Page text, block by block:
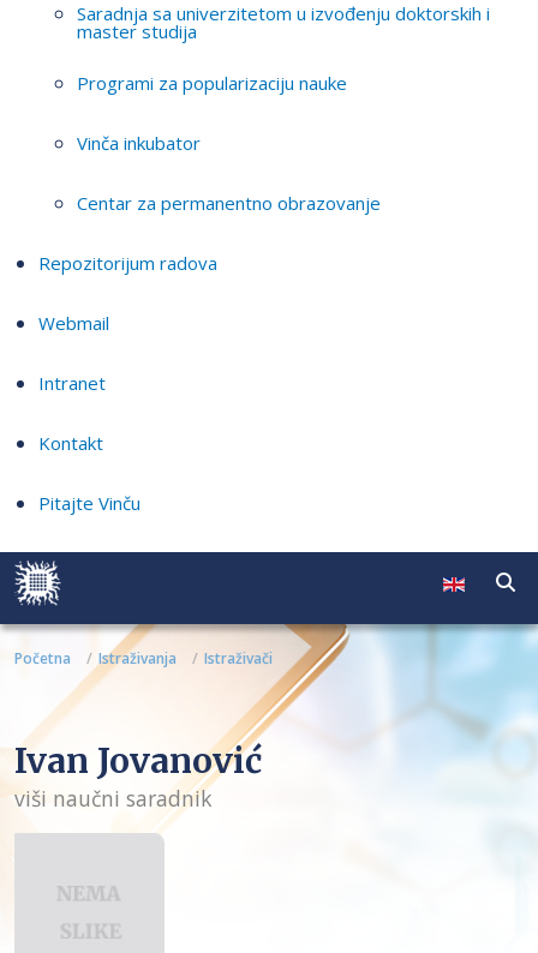
Saradnja sa univerzitetom u izvođenju doktorskih i
master studija
Programi za popularizaciju nauke
Vinča inkubator
Centar za permanentno obrazovanje
Repozitorijum radova
Webmail
Intranet
Kontakt
Pitajte Vinču
Početna Istraživanja Istraživači
Ivan Jovanović
viši naučni saradnik